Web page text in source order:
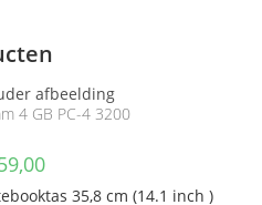
4 GB PC-4 3200